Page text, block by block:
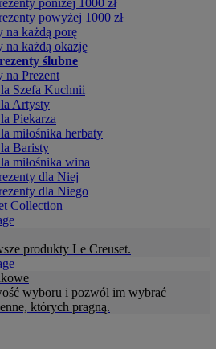
poniżej 1000 zł
powyżej 1000 zł
na każdą porę
na każdą okazję
ślubne
na Prezent
Szefa Kuchnii
Artysty
Piekarza
miłośnika herbaty
Baristy
miłośnika wina
dla Niej
dla Niego
Collection
produkty Le Creuset.
wyboru i pozwól im wybrać
których pragną.